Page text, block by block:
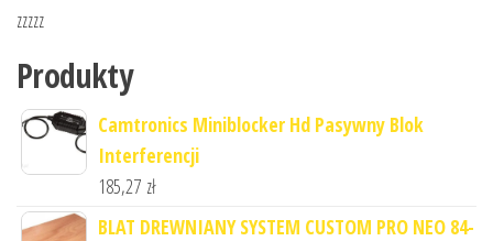
zzzzz
Produkty
Camtronics Miniblocker Hd Pasywny Blok
Interferencji
185,27 zł
BLAT DREWNIANY SYSTEM CUSTOM PRO NEO 84-